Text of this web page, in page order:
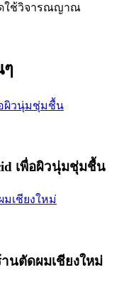
ใช้วิจารณญาณ
เพื่อผิวนุ่มชุ่มชื้น
นตัดผมเชียงใหม่